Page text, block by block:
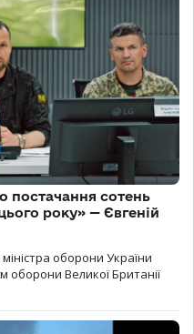
сотень
року» — Євгеній
оборони України
оборони Великої Британії